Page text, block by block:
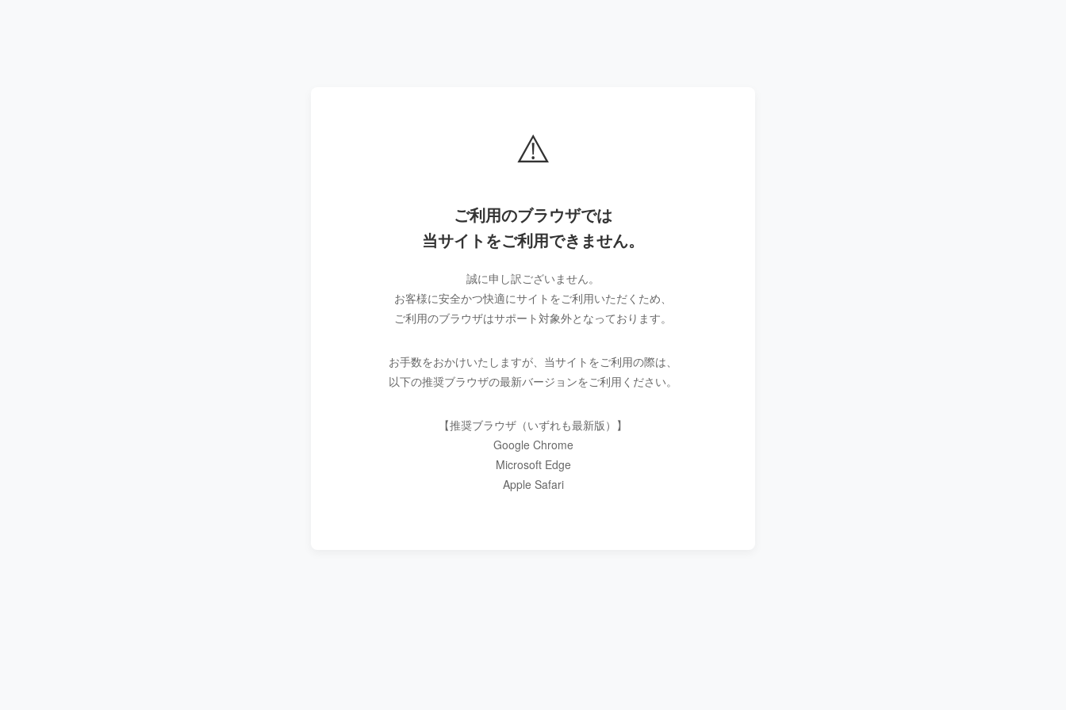
⚠️
ご利用のブラウザでは
当サイトをご利用できません。
誠に申し訳ございません。
お客様に安全かつ快適にサイトをご利用いただくため、
ご利用のブラウザはサポート対象外となっております。
お手数をおかけいたしますが、当サイトをご利用の際は、
以下の推奨ブラウザの最新バージョンをご利用ください。
【推奨ブラウザ（いずれも最新版）】
Google Chrome
Microsoft Edge
Apple Safari